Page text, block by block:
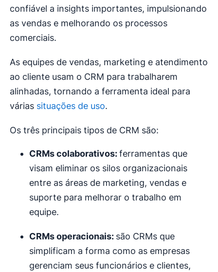
confiável a insights importantes, impulsionando
as vendas e melhorando os processos
comerciais.
As equipes de vendas, marketing e atendimento
ao cliente usam o CRM para trabalharem
alinhadas, tornando a ferramenta ideal para
várias situações de uso.
Os três principais tipos de CRM são:
CRMs colaborativos:ferramentas que
visam eliminar os silos organizacionais
entre as áreas de marketing, vendas e
suporte para melhorar o trabalho em
equipe.
CRMs operacionais: são CRMs que
simplificam a forma como as empresas
gerenciam seus funcionários e clientes,